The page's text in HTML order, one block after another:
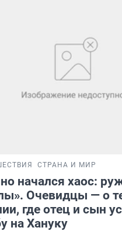
СТРАНА И МИР
начался хаос:
Очевидцы — о
где отец и сын
на Хануку